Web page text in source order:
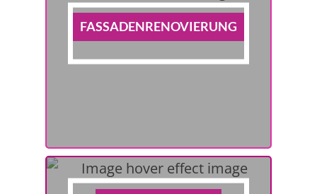
FASSADENRENOVIERUNG